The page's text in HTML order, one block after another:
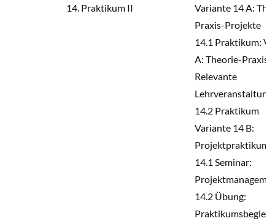
14. Praktikum II
Variante 14 A:
Praxis-Projekte
14.1 Praktikum:
A: Theorie-
Relevante
14.2 Praktikum
Variante 14 B:
Projektpraktikum
14.1 Seminar:
14.2 Übung: